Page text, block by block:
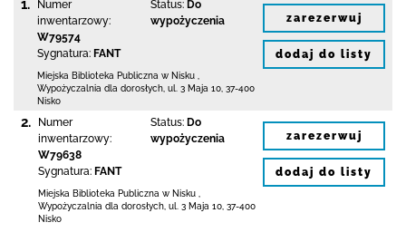
1.
Numer
inwentarzowy:
W79574
Sygnatura: FANT
Status: Do
wypożyczenia
Miejska Biblioteka Publiczna w Nisku
Wypożyczalnia dla dorosłych, ul. 3 Maja 10 37-400
Nisko
zarezerwuj
dodaj do listy
2.
Numer
inwentarzowy:
W79638
Sygnatura: FANT
Status: Do
wypożyczenia
Miejska Biblioteka Publiczna w Nisku
Wypożyczalnia dla dorosłych, ul. 3 Maja 10 37-400
Nisko
zarezerwuj
dodaj do listy